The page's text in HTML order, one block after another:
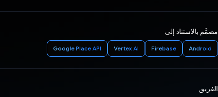
مصمَّم بالاستناد إلى
Android
Firebase
Vertex AI
Google Place API
الفريق